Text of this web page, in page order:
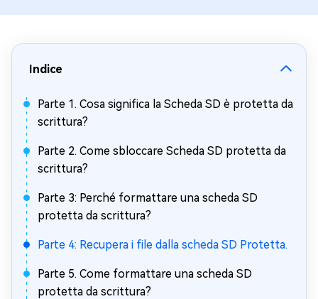
Indice
Parte 1. Cosa significa la Scheda SD è protetta da
scrittura?
Parte 2. Come sbloccare Scheda SD protetta da
scrittura?
Parte 3: Perché formattare una scheda SD
protetta da scrittura?
Parte 4: Recupera i file dalla scheda SD Protetta.
Parte 5. Come formattare una scheda SD
protetta da scrittura?